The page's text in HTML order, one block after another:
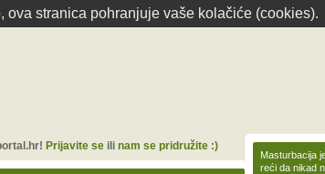
stranica pohranjuje vaše kolačiće (cookies).
Prijavite seili nam se pridružite :)
Masturbacija
reći da nikad